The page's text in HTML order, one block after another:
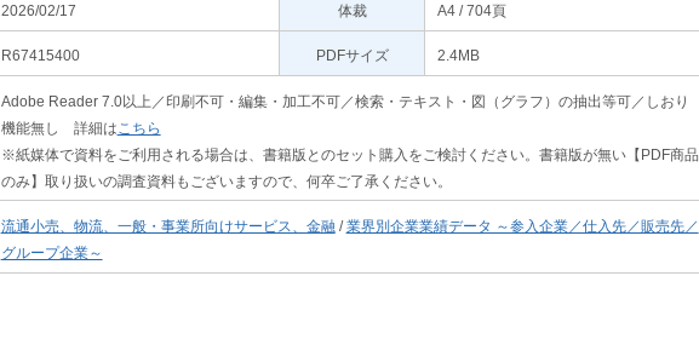
2026/02/17 体裁 A4 / 704頁
R67415400 PDFサイズ 2.4MB
Adobe Reader 7.0以上／印刷不可・編集・加工不可／検索・テキスト・図（グラフ）の抽出等可／しおり
機能無し 詳細は こちら
※紙媒体で資料をご利用される場合は、書籍版とのセット購入をご検討ください。書籍版が無い【PDF商品
のみ】取り扱いの調査資料もございますので、何卒ご了承ください。
流通小売、物流、一般・事業所向けサービス、金融/業界別企業業績データ ～参入企業／仕入先／販売先／
グループ企業～